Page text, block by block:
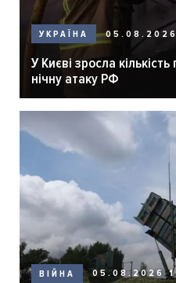
УКРАЇНА
У Києві зросла
нічну атаку РФ
ВІЙНА 05.08.2026